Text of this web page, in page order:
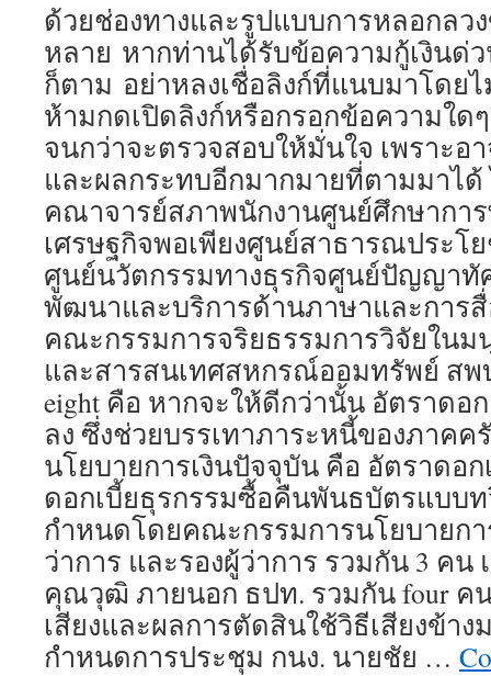
ด้วยช่องทางและรูปแบบการหลอกล
หลาย หากท่านได้รับข้อความกู้เงินด่
ก็ตาม อย่าหลงเชื่อลิงก์ที่แนบมาโดย
ห้ามกดเปิดลิงก์หรือกรอกข้อความใด
จนกว่าจะตรวจสอบให้มั่นใจ เพราะอ
และผลกระทบอีกมากมายที่ตามมาไ
คณาจารย์สภาพนักงานศูนย์ศึกษากา
เศรษฐกิจพอเพียงศูนย์สาธารณประโ
ศูนย์นวัตกรรมทางธุรกิจศูนย์ปัญญาทั
พัฒนาและบริการด้านภาษาและการ
คณะกรรมการจริยธรรมการวิจัยใน
และสารสนเทศสหกรณ์ออมทรัพย์ สพ
eight คือ หากจะให้ดีกว่านั้น อัตราดอ
ลง ซึ่งช่วยบรรเทาภาระหนี้ของภาคค
นโยบายการเงินปัจจุบัน คือ อัตราดอ
ดอกเบี้ยธุรกรรมซื้อคืนพันธบัตรแบบท
กำหนดโดยคณะกรรมการนโยบายกา
ว่าการ และรองผู้ว่าการ รวมกัน 3 คน
คุณวุฒิ ภายนอก ธปท. รวมกัน four ค
เสียงและผลการตัดสินใช้วิธีเสียงข้าง
กำหนดการประชุม กนง. นายชัย …